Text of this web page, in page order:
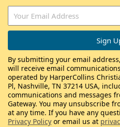
By submitting your email
will receive email
operated by HarperCollins
Pl, Nashville, TN 37214 USA,
communications and messages
Gateway. You may unsubscribe
at any time. If you have any
Privacy Policy or email us at